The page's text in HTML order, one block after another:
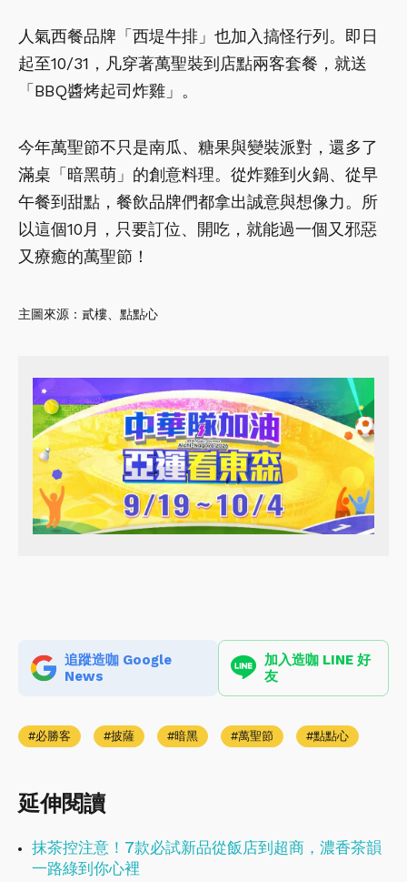
人氣西餐品牌「西堤牛排」也加入搞怪行列。即日
起至10/31，凡穿著萬聖裝到店點兩客套餐，就送
「BBQ醬烤起司炸雞」。
今年萬聖節不只是南瓜、糖果與變裝派對，還多了
滿桌「暗黑萌」的創意料理。從炸雞到火鍋、從早
午餐到甜點，餐飲品牌們都拿出誠意與想像力。所
以這個10月，只要訂位、開吃，就能過一個又邪惡
又療癒的萬聖節！
主圖來源：貳樓、點點心
追蹤造咖 Google
News
加入造咖 LINE 好
友
必勝客 披薩 暗黑 萬聖節 點點心
延伸閱讀
抹茶控注意！7款必試新品從飯店到超商，濃香茶韻
一路綠到你心裡